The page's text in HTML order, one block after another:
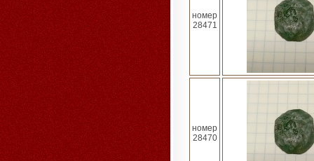
номер
28471
номер
28470